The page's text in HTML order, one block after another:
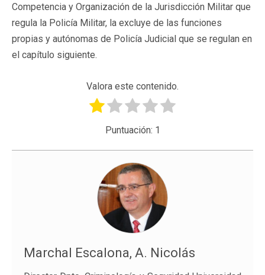
Competencia y Organización de la Jurisdicción Militar que
regula la Policía Militar, la excluye de las funciones
propias y autónomas de Policía Judicial que se regulan en
el capítulo siguiente.
Valora este contenido.
Puntuación: 1
Marchal Escalona, A. Nicolás